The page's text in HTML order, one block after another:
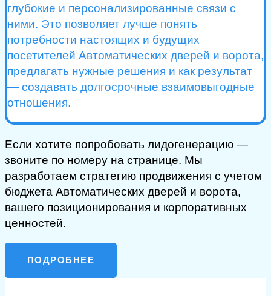
глубокие и персонализированные связи с
ними. Это позволяет лучше понять
потребности настоящих и будущих
посетителей Автоматических дверей и ворота,
предлагать нужные решения и как результат
— создавать долгосрочные взаимовыгодные
отношения.
Если хотите попробовать лидогенерацию —
звоните по номеру на странице. Мы
разработаем стратегию продвижения с учетом
бюджета Автоматических дверей и ворота,
вашего позиционирования и корпоративных
ценностей.
ПОДРОБНЕЕ